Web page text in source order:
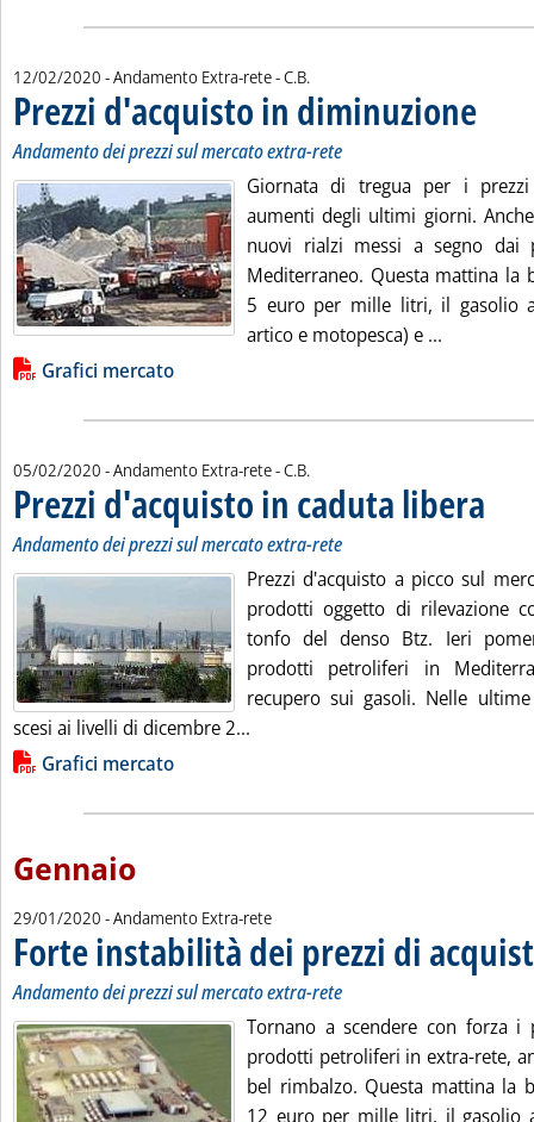
12/02/2020 - Andamento Extra-rete -di:
C.B.
Prezzi d'acquisto in diminuzione
Andamento dei prezzi sul mercato extra-rete
Giornata di tregua per i
aumenti degli ultimi giorni.
nuovi rialzi messi a segno dai
Mediterraneo. Questa mattina la
5 euro per mille litri, il gasolio
artico e motopesca) e ...
Lista allegati PDF alla notizia
Grafici mercato
05/02/2020 - Andamento Extra-rete -di:
C.B.
Prezzi d'acquisto in caduta libera
Andamento dei prezzi sul mercato extra-rete
Prezzi d'acquisto a picco sul
prodotti oggetto di rilevazione
tonfo del denso Btz. Ieri
prodotti petroliferi in
recupero sui gasoli. Nelle
scesi ai livelli di dicembre 2...
Lista allegati PDF alla notizia
Grafici mercato
Gennaio
29/01/2020 - Andamento Extra-rete
Forte instabilità dei prezzi di
Andamento dei prezzi sul mercato extra-rete
Tornano a scendere con forza i
prodotti petroliferi in extra-rete,
bel rimbalzo. Questa mattina la
12 euro per mille litri, il gasolio